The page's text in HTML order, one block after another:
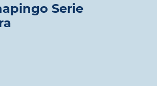
Serie